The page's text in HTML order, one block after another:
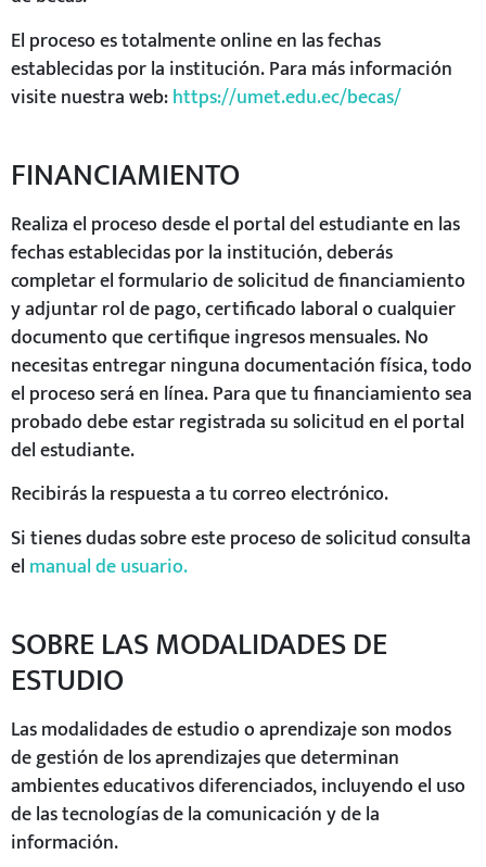
El proceso es totalmente online en las fechas
establecidas por la institución. Para más información
visite nuestra web:https://umet.edu.ec/becas/
FINANCIAMIENTO
Realiza el proceso desde el portal del estudiante en las
fechas establecidas por la institución, deberás
completar el formulario de solicitud de financiamiento
y adjuntar rol de pago, certificado laboral o cualquier
documento que certifique ingresos mensuales. No
necesitas entregar ninguna documentación física, todo
el proceso será en línea. Para que tu financiamiento sea
probado debe estar registrada su solicitud en el portal
del estudiante.
Recibirás la respuesta a tu correo electrónico.
Si tienes dudas sobre este proceso de solicitud consulta
el manual de usuario.
SOBRE LAS MODALIDADES DE
ESTUDIO
Las modalidades de estudio o aprendizaje son modos
de gestión de los aprendizajes que determinan
ambientes educativos diferenciados, incluyendo el uso
de las tecnologías de la comunicación y de la
información.